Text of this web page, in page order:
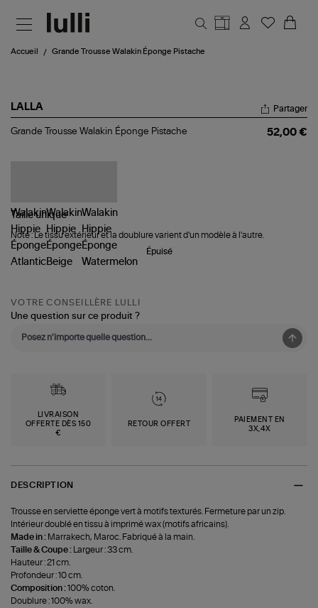
Accueil Grande Trousse Walakin Éponge Pistache
LALLA
Grande
Partager
Grande Trousse Walakin Éponge Pistache 52,00 €
Tailleunique
Note : Le tissu extérieur et la doublure varient d'un modèle à l'autre.
Épuisé
VOTRE CONSEILLÈRE LULLI
Une question sur ce produit ?
LIVRAISON
OFFERTE DÈS 150
€
RETOUR OFFERT
PAIEMENT EN
3X,4X
DESCRIPTION
Trousse en serviette éponge vert à motifs texturés. Fermeture par un zip.
Intérieur doublé en tissu à imprimé wax (motifs africains).
Made in : Marrakech, Maroc. Fabriqué à la main.
Taille & Coupe :
Largeur : 33 cm.
Hauteur : 21 cm.
Profondeur : 10 cm.
Composition :100% coton.
Doublure : 100% wax.